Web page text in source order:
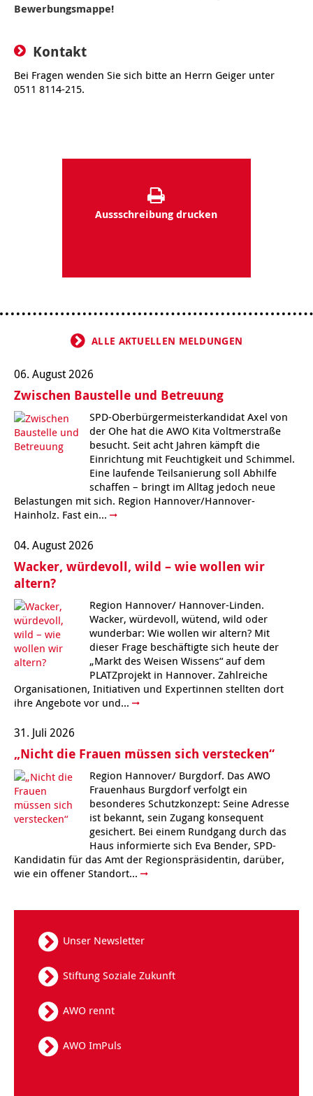
Bewerbungsmappe!
Kontakt
Bei Fragen wenden Sie sich bitte an Herrn Geiger unter
0511 8114-215.
Aussschreibung drucken
ALLE AKTUELLEN MELDUNGEN
06. August 2026
Zwischen Baustelle und Betreuung
SPD-Oberbürgermeisterkandidat Axel von
der Ohe hat die AWO Kita Voltmerstraße
besucht. Seit acht Jahren kämpft die
Einrichtung mit Feuchtigkeit und Schimmel.
Eine laufende Teilsanierung soll Abhilfe
schaffen – bringt im Alltag jedoch neue
Belastungen mit sich. Region Hannover/Hannover-
Hainholz. Fast ein...
04. August 2026
Wacker, würdevoll, wild – wie wollen wir
altern?
Region Hannover/ Hannover-Linden.
Wacker, würdevoll, wütend, wild oder
wunderbar: Wie wollen wir altern? Mit
dieser Frage beschäftigte sich heute der
„Markt des Weisen Wissens“ auf dem
PLATZprojekt in Hannover. Zahlreiche
Organisationen, Initiativen und Expertinnen stellten dort
ihre Angebote vor und...
31. Juli 2026
„Nicht die Frauen müssen sich verstecken“
Region Hannover/ Burgdorf. Das AWO
Frauenhaus Burgdorf verfolgt ein
besonderes Schutzkonzept: Seine Adresse
ist bekannt, sein Zugang konsequent
gesichert. Bei einem Rundgang durch das
Haus informierte sich Eva Bender, SPD-
Kandidatin für das Amt der Regionspräsidentin, darüber,
wie ein offener Standort...
Unser Newsletter
Stiftung Soziale Zukunft
AWO rennt
AWO ImPuls